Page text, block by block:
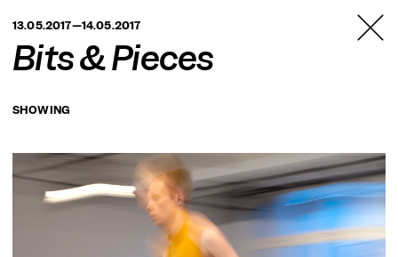
BERLIN
13.05.2017—14.05.2017
Bits & Pieces
SHOWING